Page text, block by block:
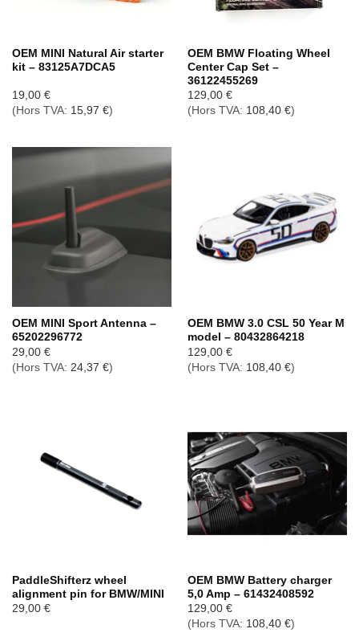
OEM MINI Natural Air starter
kit – 83125A7DCA5
19,00 €
(Hors TVA: 15,97 €)
OEM BMW Floating Wheel
Center Cap Set –
36122455269
129,00 €
(Hors TVA: 108,40 €)
OEM MINI Sport Antenna –
65202296772
29,00 €
(Hors TVA: 24,37 €)
OEM BMW 3.0 CSL 50 Year M
model – 80432864218
129,00 €
(Hors TVA: 108,40 €)
PaddleShifterz wheel
alignment pin for BMW/MINI
29,00 €
OEM BMW Battery charger
5,0 Amp – 61432408592
129,00 €
(Hors TVA: 108,40 €)